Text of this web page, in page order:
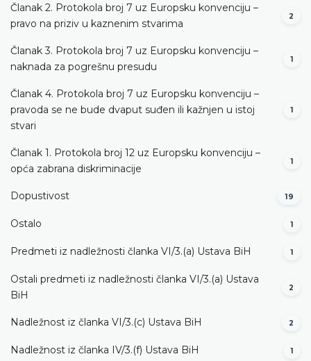
Članak 2. Protokola broj 7 uz Europsku konvenciju –
pravo na priziv u kaznenim stvarima
2
Članak 3. Protokola broj 7 uz Europsku konvenciju –
naknada za pogrešnu presudu
1
Članak 4. Protokola broj 7 uz Europsku konvenciju –
pravoda se ne bude dvaput suđen ili kažnjen u istoj
stvari
1
Članak 1. Protokola broj 12 uz Europsku konvenciju –
opća zabrana diskriminacije
1
Dopustivost 19
Ostalo 1
Predmeti iz nadležnosti članka VI/3.(a) Ustava BiH 1
Ostali predmeti iz nadležnosti članka VI/3.(a) Ustava
BiH
2
Nadležnost iz članka VI/3.(c) Ustava BiH 2
Nadležnost iz članka IV/3.(f) Ustava BiH 1